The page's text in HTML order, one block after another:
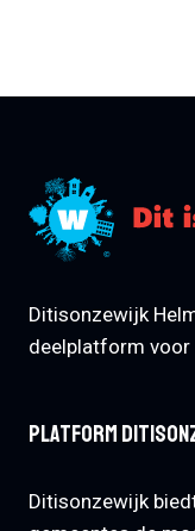
Ditisonzewijk
deelplatform voor
Platform
Ditisonzewijk